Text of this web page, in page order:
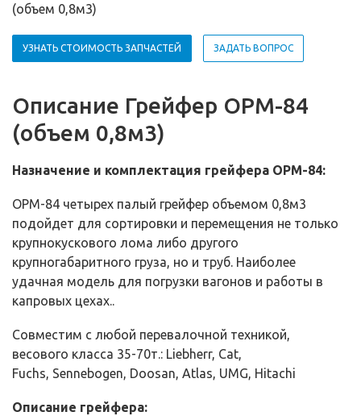
(объем 0,8м3)
УЗНАТЬ СТОИМОСТЬ ЗАПЧАСТЕЙ ЗАДАТЬ ВОПРОС
Описание Грейфер ОРМ-84
(объем 0,8м3)
Назначение и комплектация грейфера ОРМ-84:
ОРМ-84 четырех палый грейфер объемом 0,8м3
подойдет для сортировки и перемещения не только
крупнокускового лома либо другого
крупногабаритного груза, но и труб. Наиболее
удачная модель для погрузки вагонов и работы в
капровых цехах..
Совместим с любой перевалочной техникой,
весового класса 35-70т.: Liebherr, Cat,
Fuchs, Sennebogen, Doosan, Atlas, UMG, Hitachi
Описание грейфера: